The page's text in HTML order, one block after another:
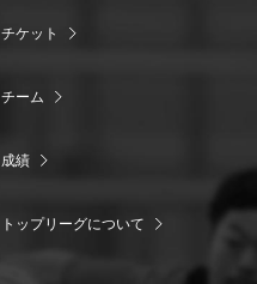
チケット
チーム
成績
トップリーグについて